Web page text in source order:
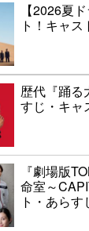
【2026夏
ト！キャ
歴代『踊る
すじ・キャ
『劇場版
命室～
ト・あらす